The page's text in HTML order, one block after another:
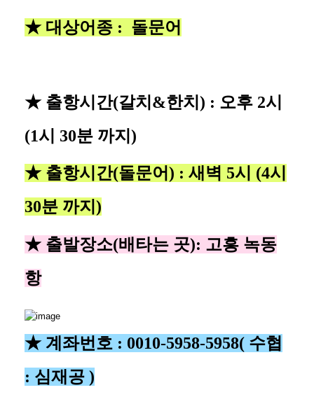
★ 대상어종 : 돌문어
★ 출항시간(갈치&한치) : 오후 2시
(1시 30분 까지)
★ 출항시간(돌문어) : 새벽 5시 (4시
30분 까지)
★ 출발장소(배타는 곳): 고흥 녹동
항
★ 계좌번호 : 0010-5958-5958( 수협
: 심재공 )